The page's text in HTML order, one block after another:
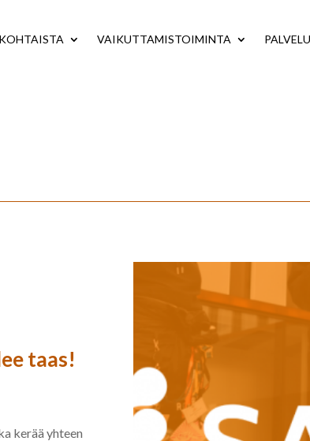
VAIKUTTAMISTOIMINTA
taas!
kerää yhteen